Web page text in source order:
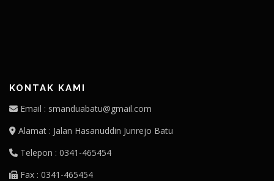
KONTAK KAMI
Email : smanduabatu@gmail.com
Alamat : Jalan Hasanuddin Junrejo Batu
Telepon : 0341-465454
Fax : 0341-465454